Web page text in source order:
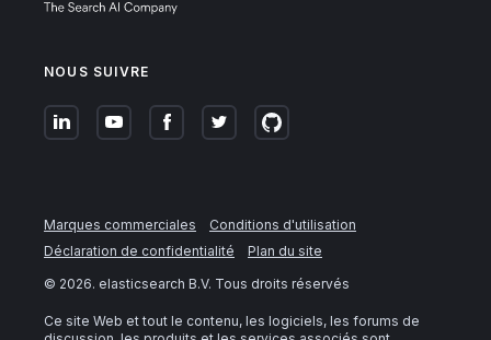
NOUS SUIVRE
Marques commerciales
Conditions d'utilisation
Déclaration de confidentialité
Plan du site
© 2026. elasticsearch B.V. Tous droits réservés
Ce site Web et tout le contenu, les logiciels, les forums de